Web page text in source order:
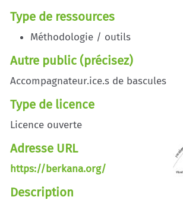
Type de ressources
Méthodologie / outils
Autre public (précisez)
Accompagnateur.ice.s de bascules
Type de licence
Licence ouverte
Adresse URL
https://berkana.org/
Description